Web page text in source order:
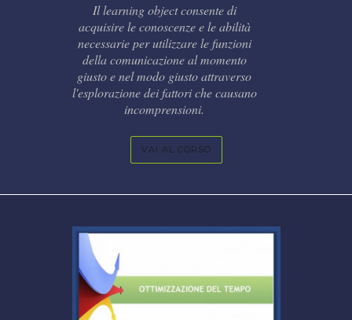
Il learning object consente di
acquisire le conoscenze e le abilità
necessarie per utilizzare le funzioni
della comunicazione al momento
giusto e nel modo giusto attraverso
l'esplorazione dei fattori che causano
incomprensioni.
VAI AL CORSO